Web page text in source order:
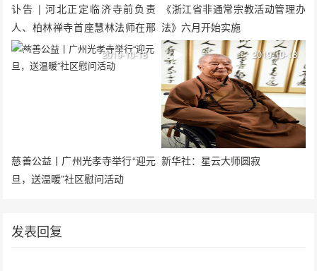
讣告 | 河北正定临济寺前负责
人、柏林禅寺首座慧林法师在邢
台玉泉禅寺示寂
《浙江省非通常宗教活动管理办
法》六月开始实施
慈善公益丨广州光孝寺举行“迎元
旦，送温暖”社区慰问活动
2019-10-18
新华社：星云大师圆寂
2019-10-18
发表回复